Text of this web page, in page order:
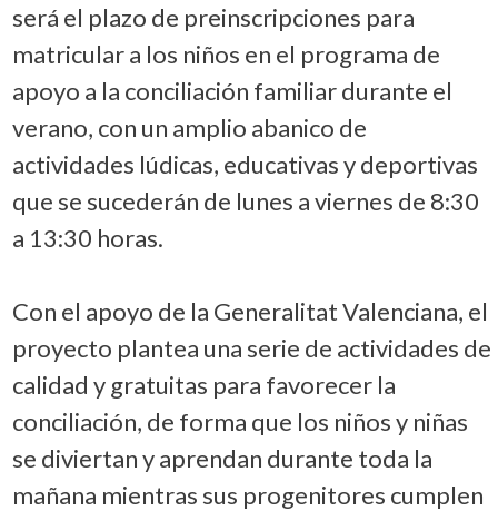
será el plazo de preinscripciones para
matricular a los niños en el programa de
apoyo a la conciliación familiar durante el
verano, con un amplio abanico de
actividades lúdicas, educativas y deportivas
que se sucederán de lunes a viernes de 8:30
a 13:30 horas.
Con el apoyo de la Generalitat Valenciana, el
proyecto plantea una serie de actividades de
calidad y gratuitas para favorecer la
conciliación, de forma que los niños y niñas
se diviertan y aprendan durante toda la
mañana mientras sus progenitores cumplen